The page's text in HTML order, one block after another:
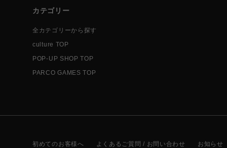
カテゴリー
全カテゴリーから探す
culture TOP
POP-UP SHOP TOP
PARCO GAMES TOP
初めてのお客様へ よくあるご質問 / お問い合わせ お知らせ